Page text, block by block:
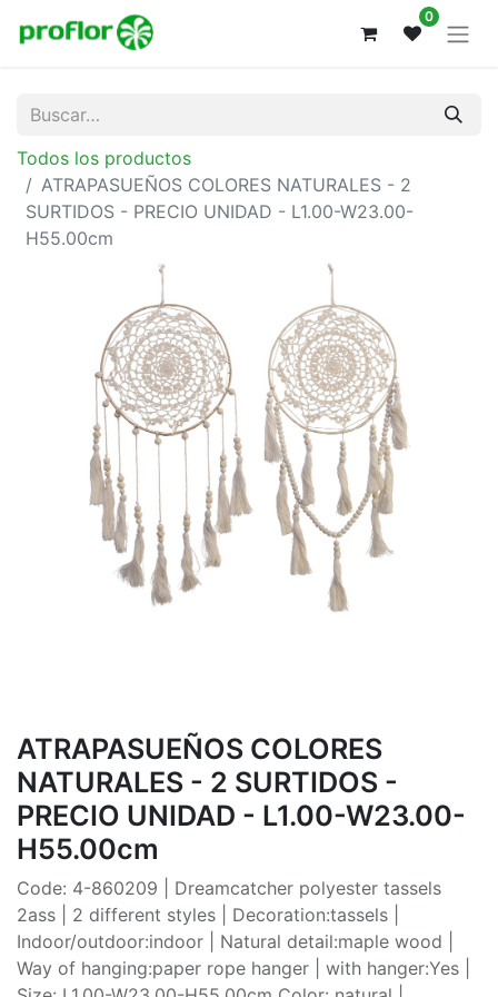
0
Todos los productos
ATRAPASUEÑOS COLORES NATURALES - 2
SURTIDOS - PRECIO UNIDAD - L1.00-W23.00-
H55.00cm
ATRAPASUEÑOS COLORES
NATURALES - 2 SURTIDOS -
PRECIO UNIDAD - L1.00-W23.00-
H55.00cm
Code: 4-860209 | Dreamcatcher polyester tassels
2ass | 2 different styles | Decoration:tassels |
Indoor/outdoor:indoor | Natural detail:maple wood |
Way of hanging:paper rope hanger | with hanger:Yes |